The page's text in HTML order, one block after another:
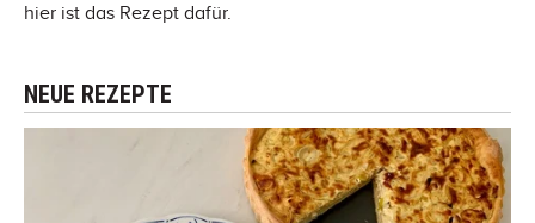
hier ist das Rezept dafür.
NEUE REZEPTE